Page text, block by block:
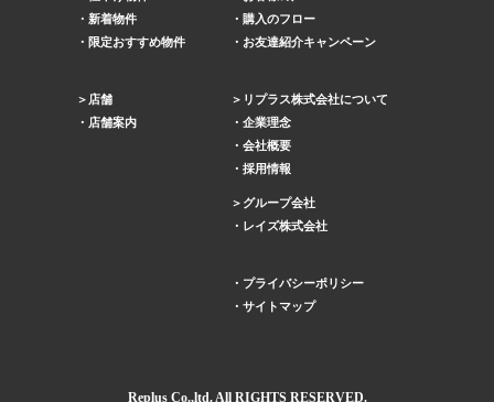
新着物件
限定おすすめ物件
購入のフロー
お友達紹介キャンペーン
店舗
店舗案内
リプラス株式会社について
企業理念
会社概要
採用情報
グループ会社
レイズ株式会社
プライバシーポリシー
サイトマップ
ReplusCo.,ltd. All RIGHTS RESERVED.